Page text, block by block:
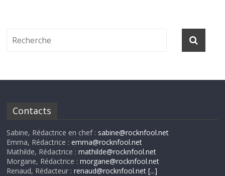
Contacts
Sabine, Rédactrice en chef : sabine@rocknfool.net
Emma, Rédactrice :emma@rocknfool.net
Mathilde, Rédactrice :mathilde@rocknfool.net
Morgane, Rédactrice :morgane@rocknfool.net
Renaud, Rédacteur :renaud@rocknfool.net [...]